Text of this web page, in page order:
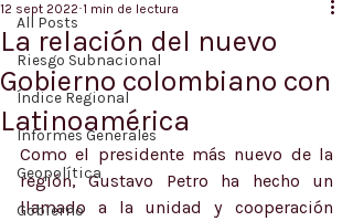
All Posts
Riesgo Subnacional
Índice Regional
Informes Generales
Geopolítica
Gobierno
La relación del nuevo
Gobierno colombiano con
Latinoamérica
12 sept 2022 1 min de lectura
Como el presidente más nuevo de la
región, Gustavo Petro ha hecho un
llamado a la unidad y cooperación